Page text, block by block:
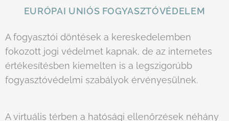
EURÓPAI UNIÓS FOGYASZTÓVÉDELEM
A fogyasztói döntések a kereskedelemben
fokozott jogi védelmet kapnak, de az internetes
értékesítésben kiemelten is a legszigorúbb
fogyasztóvédelmi szabályok érvényesülnek.
A virtuális térben a hatósági ellenőrzések néhány